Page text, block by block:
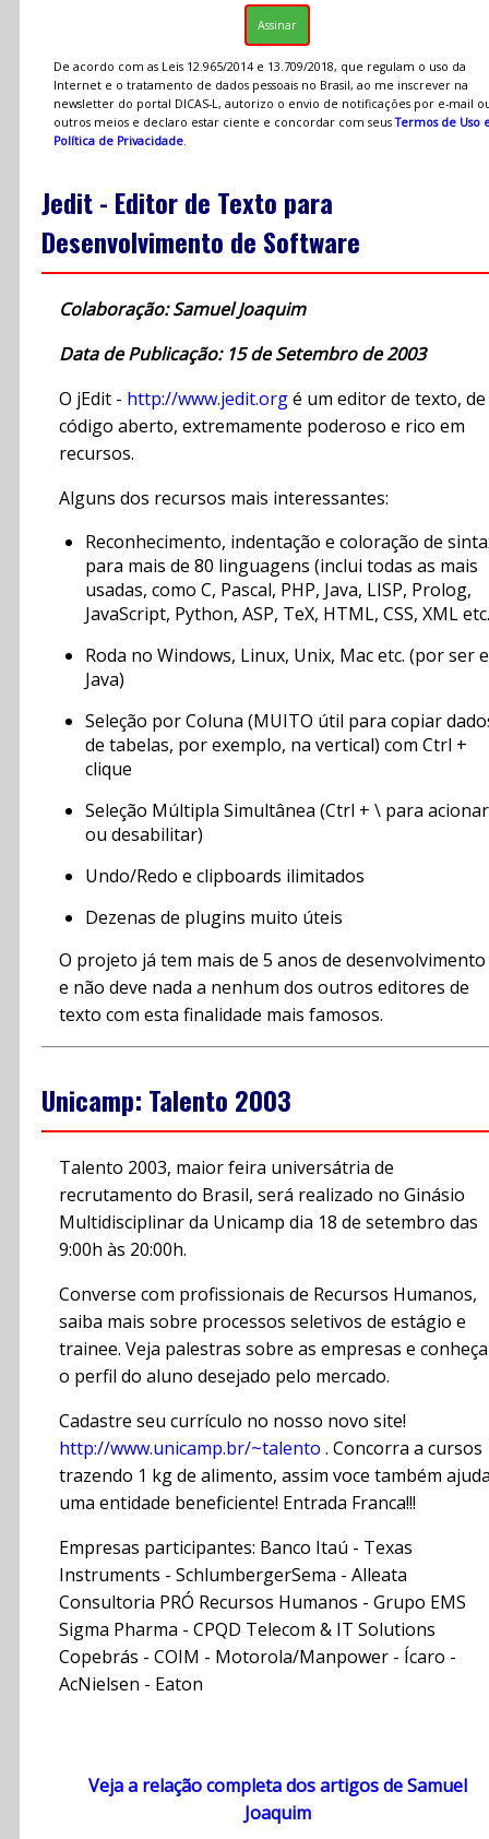
De acordo com as Leis 12.965/2014 e 13.709/2018, que regulam o uso da
Internet e o tratamento de dados pessoais no Brasil, ao me inscrever na
newsletter do portal DICAS-L, autorizo o envio de notificações por e-mail
outros meios e declaro estar ciente e concordar com seusTermos de Uso
Política de Privacidade.
Jedit - Editor de Texto para
Desenvolvimento de Software
Colaboração: Samuel Joaquim
Data de Publicação: 15 de Setembro de 2003
O jEdit - http://www.jedit.orgé um editor de texto, de
código aberto, extremamente poderoso e rico em
recursos.
Alguns dos recursos mais interessantes:
Reconhecimento, indentação e coloração de
para mais de 80 linguagens (inclui todas as mais
usadas, como C, Pascal, PHP, Java, LISP, Prolog,
JavaScript, Python, ASP, TeX, HTML, CSS, XML
Roda no Windows, Linux, Unix, Mac etc. (por ser
Java)
Seleção por Coluna (MUITO útil para copiar
de tabelas, por exemplo, na vertical) com Ctrl +
clique
Seleção Múltipla Simultânea (Ctrl + \ para acionar
ou desabilitar)
Undo/Redo e clipboards ilimitados
Dezenas de plugins muito úteis
O projeto já tem mais de 5 anos de desenvolvimento
e não deve nada a nenhum dos outros editores de
texto com esta finalidade mais famosos.
Unicamp: Talento 2003
Talento 2003, maior feira universátria de
recrutamento do Brasil, será realizado no Ginásio
Multidisciplinar da Unicamp dia 18 de setembro das
9:00h às 20:00h.
Converse com profissionais de Recursos Humanos,
saiba mais sobre processos seletivos de estágio e
trainee. Veja palestras sobre as empresas e conheça
o perfil do aluno desejado pelo mercado.
Cadastre seu currículo no nosso novo site!
http://www.unicamp.br/~talento . Concorra a cursos
trazendo 1 kg de alimento, assim voce também
uma entidade beneficiente! Entrada Franca!!!
Empresas participantes: Banco Itaú - Texas
Instruments - SchlumbergerSema - Alleata
Consultoria PRÓ Recursos Humanos - Grupo EMS
Sigma Pharma - CPQD Telecom & IT Solutions
Copebrás - COIM - Motorola/Manpower - Ícaro -
AcNielsen - Eaton
Veja a relação completa dos artigos de Samuel
Joaquim